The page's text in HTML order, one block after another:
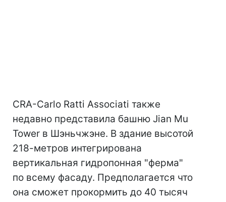
CRA-Carlo Ratti Associati также
недавно представила башню Jian Mu
Tower в Шэньчжэне. В здание высотой
218-метров интегрирована
вертикальная гидропонная "ферма"
по всему фасаду. Предполагается что
она сможет прокормить до 40 тысяч